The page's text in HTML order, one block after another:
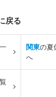
戻る
関東の夏
へ